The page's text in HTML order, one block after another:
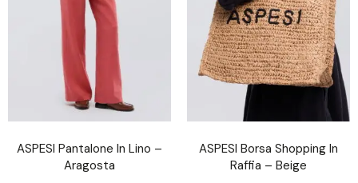
ASPESI Pantalone In Lino –
Aragosta
ASPESI Borsa Shopping In
Raffia – Beige